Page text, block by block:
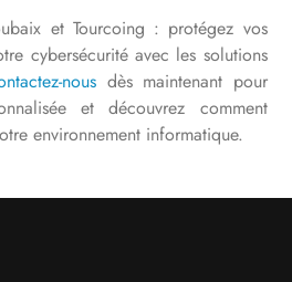
et Tourcoing : protégez vos
cybersécurité avec les solutions
nous dès maintenant pour
et découvrez comment
environnement informatique.